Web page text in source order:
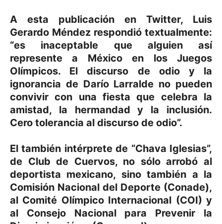
A esta publicación en Twitter, Luis
Gerardo Méndez respondió textualmente:
“es inaceptable que alguien así
represente a México en los Juegos
Olímpicos. El discurso de odio y la
ignorancia de Darío Larralde no pueden
convivir con una fiesta que celebra la
amistad, la hermandad y la inclusión.
Cero tolerancia al discurso de odio”.
El también intérprete de “Chava Iglesias”,
de Club de Cuervos, no sólo arrobó al
deportista mexicano, sino también a la
Comisión Nacional del Deporte (Conade),
al Comité Olímpico Internacional (COI) y
al Consejo Nacional para Prevenir la